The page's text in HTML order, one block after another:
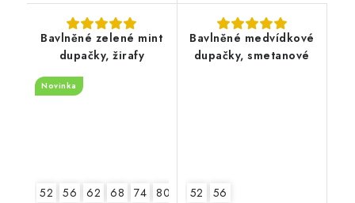
Bavlněné zelené mint
dupačky, žirafy
Novinka
52 56 62 68 74 80
Bavlněné medvídkové
dupačky, smetanové
52 56